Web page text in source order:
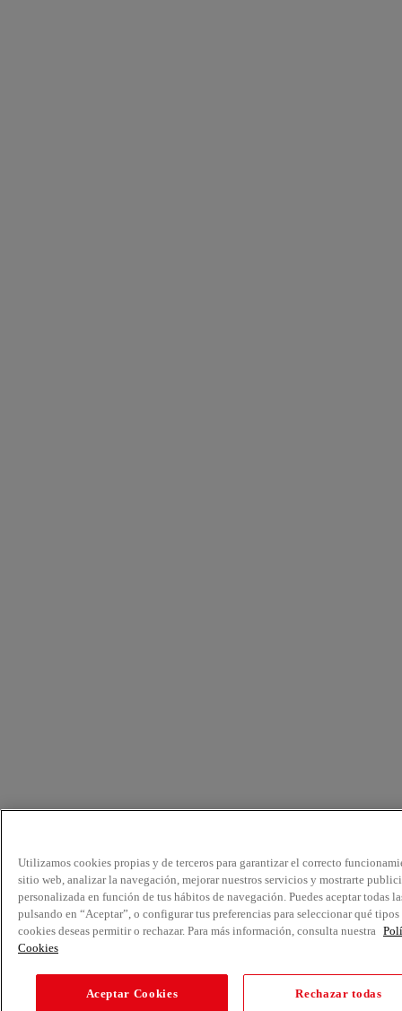
Utilizamos cookies propias y de terceros para garantizar el correcto
sitio web, analizar la navegación, mejorar nuestros servicios y mostrarte
personalizada en función de tus hábitos de navegación. Puedes aceptar todas
pulsando en “Aceptar”, o configurar tus preferencias para seleccionar qué tipos
cookies deseas permitir o rechazar. Para más información, consulta nuestra
Cookies
Aceptar Cookies Rechazar todas